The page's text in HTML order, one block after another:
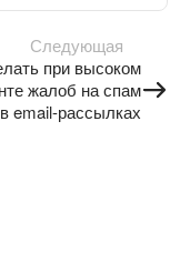
Следующая
при высоком
жалоб на спам
в email-рассылках